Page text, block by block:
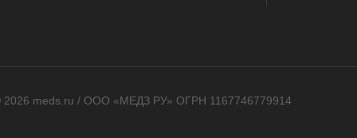
2026 meds.ru / ООО «МЕДЗ РУ» ОГРН 1167746779914